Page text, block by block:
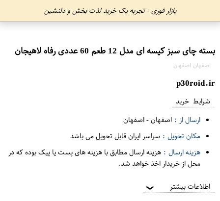
بازار فوری - تجربه یک خرید لذت بخش و دلنشین
بسته چای سبز کیسه ای مدل 12 طعم 60 عددی رفاه لاهیجان
اصفهان اصفهان
p30roid.ir
شرایط خرید
ارسال از : اصفهان-اصفهان
مکان تحویل : سراسر ایران قابل تحویل می باشد
هزینه ارسال : هزینه ارسال مطابق با هزینه های پست یا پیک بوده که در
محل از خریدار اخذ خواهد شد.
اطلاعات بیشتر ❯